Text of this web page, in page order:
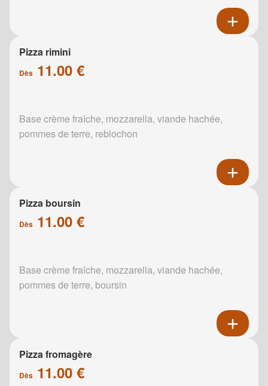
Pizza rimini
Dès 11.00 €
Base crème fraîche, mozzarella, viande hachée,
pommes de terre, reblochon
Pizza boursin
Dès 11.00 €
Base crème fraîche, mozzarella, viande hachée,
pommes de terre, boursin
Pizza fromagère
Dès 11.00 €